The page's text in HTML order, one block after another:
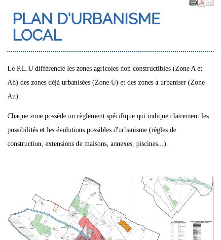
PLAN D'URBANISME
LOCAL
Le P.L.U différencie les zones agricoles non constructibles (Zone A et
Ah) des zones déjà urbanisées (Zone U) et des zones à urbaniser (Zone
Au).
Chaque zone possède un règlement spécifique qui indique clairement les
possibilités et les évolutions possibles d'urbanisme (règles de
construction, extensions de maisons, annexes, piscines...).